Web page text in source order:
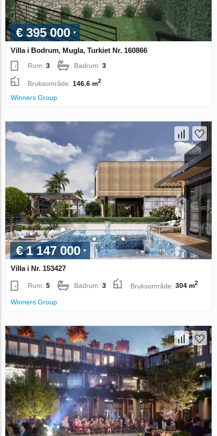
€ 395 000
Villa i Bodrum, Mugla, Turkiet Nr. 160866
Rum:3 Badrum:3
Bruksområde: 146.6 m2
Winners Group
€ 1 147 000
Villa i Nr. 153427
Rum:5 Badrum:3 Bruksområde:304 m2
Winners Group